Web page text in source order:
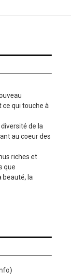
qui touche à
de la
au coeur des
riches et
que
beauté, la